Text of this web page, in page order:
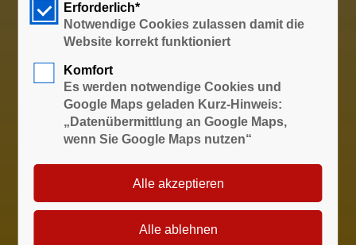
Sprechzeiten
Erforderlich*
Notwendige Cookies zulassen damit die
Website korrekt funktioniert
Komfort
Es werden notwendige Cookies und
Google Maps geladen Kurz-Hinweis:
„Datenübermittlung an Google Maps,
wenn Sie Google Maps nutzen“